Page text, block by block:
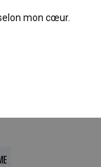
mon cœur.